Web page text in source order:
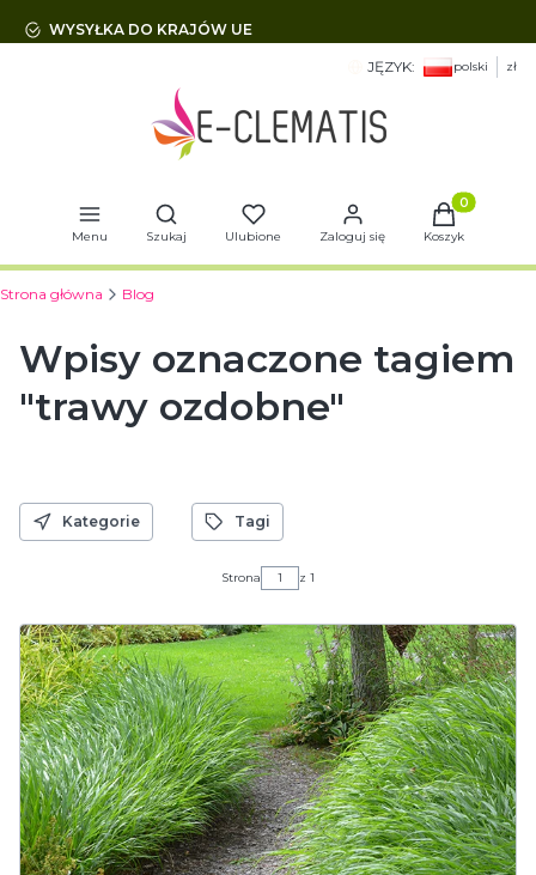
WYSYŁKA DO KRAJÓW UE
JĘZYK: polski zł
Menu
Otwórz wyszukiwarkę
Szukaj Ulubione Zaloguj się
Produkty
Koszyk
Strona główna Blog
Wpisy oznaczone tagiem
"trawy ozdobne"
Kategorie Tagi
Strona z 1